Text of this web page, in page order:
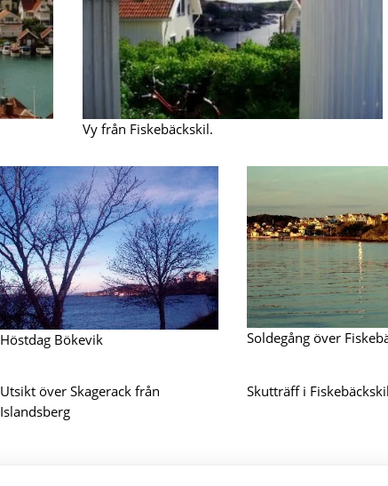
Vy från Fiskebäckskil.
Höstdag Bökevik Soldegång över
Utsikt över Skagerack från
Islandsberg
Skutträff i Fiskebäckskil